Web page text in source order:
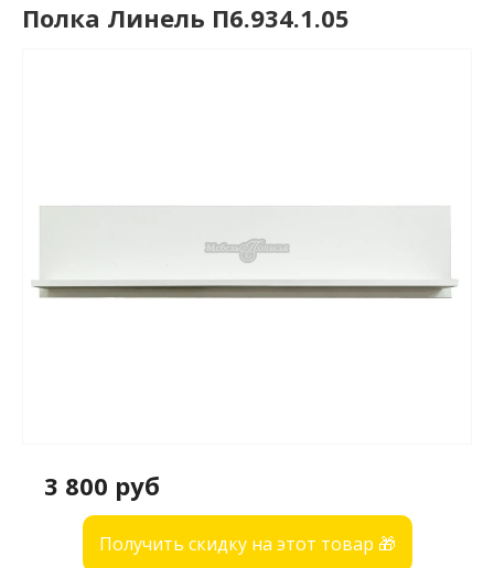
Полка Линель П6.934.1.05
3 800 руб
Получить скидку на этот товар 🎁